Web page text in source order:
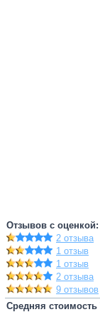
Отзывов с оценкой:
2 отзыва
1 отзыв
1 отзыв
2 отзыва
9 отзывов
Средняя